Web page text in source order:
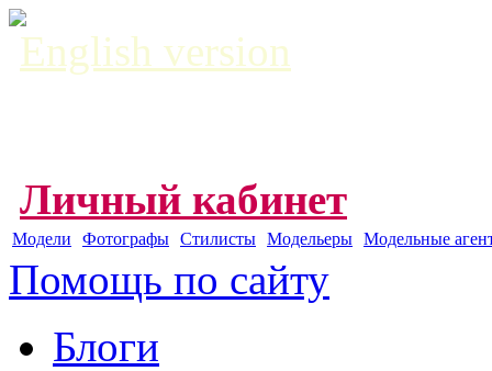
English version
Личный кабинет
Модели Фотографы Стилисты Модельеры Модельные
Помощь по сайту
Блоги